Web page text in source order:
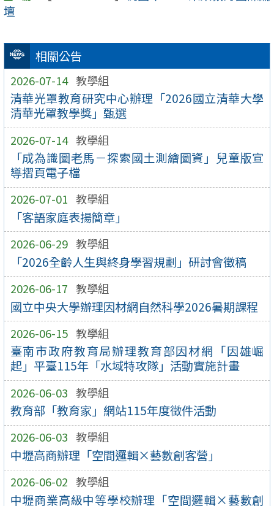
相關公告
2026-07-14 教學組
清華光罩教育研究中心辦理「2026國立清華大學
清華光罩教學獎」甄選
2026-07-14 教學組
「成為識圖老馬－探索國土測繪圖資」兒童版宣
導摺頁電子檔
2026-07-01 教學組
「客語家庭表揚簡章」
2026-06-29 教學組
「2026全齡人生與終身學習規劃」研討會徵稿
2026-06-17 教學組
國立中央大學辦理因材網自然科學2026暑期課程
2026-06-15 教學組
臺南市政府教育局辦理教育部因材網「因雄崛
起」平臺115年「水域特攻隊」活動實施計畫
2026-06-03 教學組
教育部「教育家」網站115年度徵件活動
2026-06-03 教學組
中壢高商辦理「空間邏輯×藝數創客營」
2026-06-02 教學組
中壢商業高級中等學校辦理「空間邏輯×藝數創
壇